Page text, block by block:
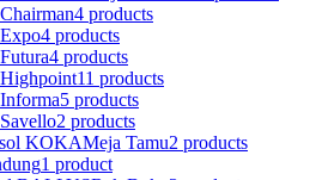
4 products
4 products
4 products
11 products
5 products
2 products
Meja Tamu2 products
1 product